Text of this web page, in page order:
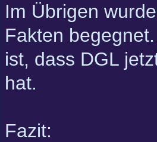
Im Übrigen
Fakten
ist, dass DGL
hat.
Fazit: